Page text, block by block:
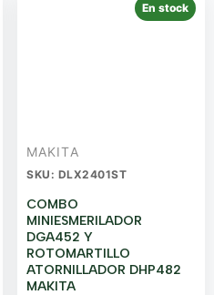
En stock
MAKITA
SKU: DLX2401ST
COMBO
MINIESMERILADOR
DGA452 Y
ROTOMARTILLO
ATORNILLADOR DHP482
MAKITA